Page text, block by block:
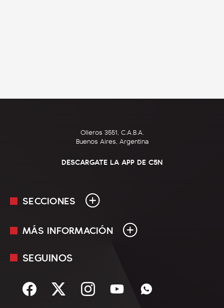
Olleros 3551, C.A.B.A.
Buenos Aires, Argentina
DESCARGATE LA APP DE C5N
SECCIONES
En Vivo
Sociedad
MÁS INFORMACIÓN
Mediakit
Términos y condiciones
SEGUINOS